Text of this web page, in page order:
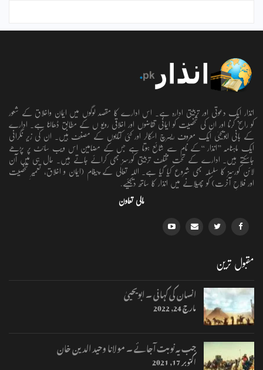
انذار ایک دعوتی اور تربیتی ادارہ ہے۔ اس ادارے کا مقصد لوگوں میں ایمان واخلاق کے شعور
کو راسخ کرنا اور ان کی شخصیت کو ایمانی تقاضوں اور اخلاقی رویو ں کے مطابق ڈھالنا ہے۔ ادارے
کے بانی ابویحییٰ ایک معروف ریسرچ اسکالر اور کئی کتابوں کے مصنف ہیں۔ ان کی زیر نگرانی
ایک ماہنامہ ’’انذار ‘‘کے نام سے شائع ہوتا ہے جس کے مضامین اس ویب سائٹ پر پڑھے
جاسکتے ہیں۔ ادارے کے تحت مختلف تربیتی کورسز بھی کرائے جاتے ہیں۔ حال ہی میں آن
لائن کورسز کا سلسلہ بھی شروع کیا گیا ہے۔ اللہ تعالٰی کے پیغام (ایمان و اخلاق، تعمیرِ شخصیت
اور فلاحِ آخرت) کو پھیلانے میں انذار کا ساتھ دیجئیے.
مالی تعاون
مقبول ترین
انسان کی کہانی ۔ ابویحییٰ
مارچ 24, 2022
جب یہ نوبت آجائے ۔ مولانا وحید الدین خان
اکتوبر 17, 2021